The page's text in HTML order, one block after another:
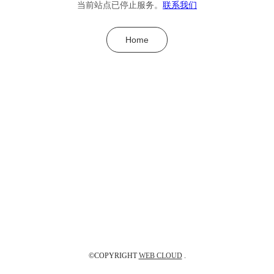
当前站点已停止服务。 联系我们
Home
©COPYRIGHTWEB CLOUD.